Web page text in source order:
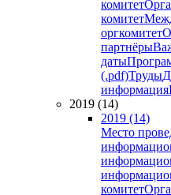
комитет
комитет
оргкомитет
партнёры
даты
(.pdf)Труды
информация
2019 (14)
2019 (14)
Место
комитет